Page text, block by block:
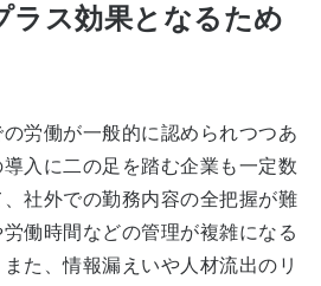
ラス効果となるため
労働が一般的に認められつつあ
入に二の足を踏む企業も一定数
社外での勤務内容の全把握が難
働時間などの管理が複雑になる
た、情報漏えいや人材流出のリ